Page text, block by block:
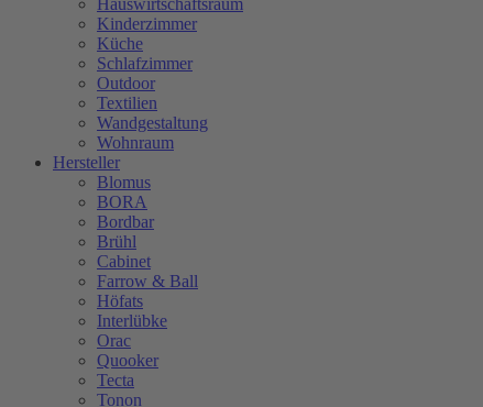
Hauswirtschaftsraum
Kinderzimmer
Küche
Schlafzimmer
Outdoor
Textilien
Wandgestaltung
Wohnraum
Hersteller
Blomus
BORA
Bordbar
Brühl
Cabinet
Farrow & Ball
Höfats
Interlübke
Orac
Quooker
Tecta
Tonon